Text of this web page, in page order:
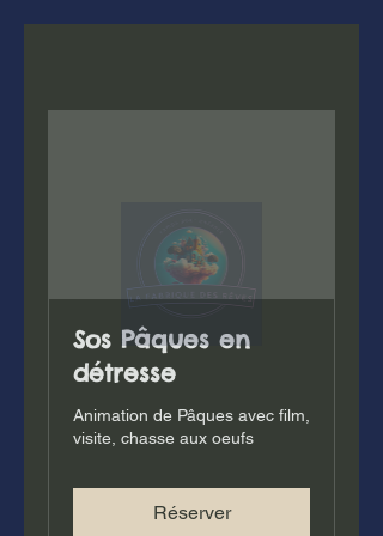
Sos Pâques en
détresse
Animation de Pâques avec film,
visite, chasse aux oeufs
Réserver